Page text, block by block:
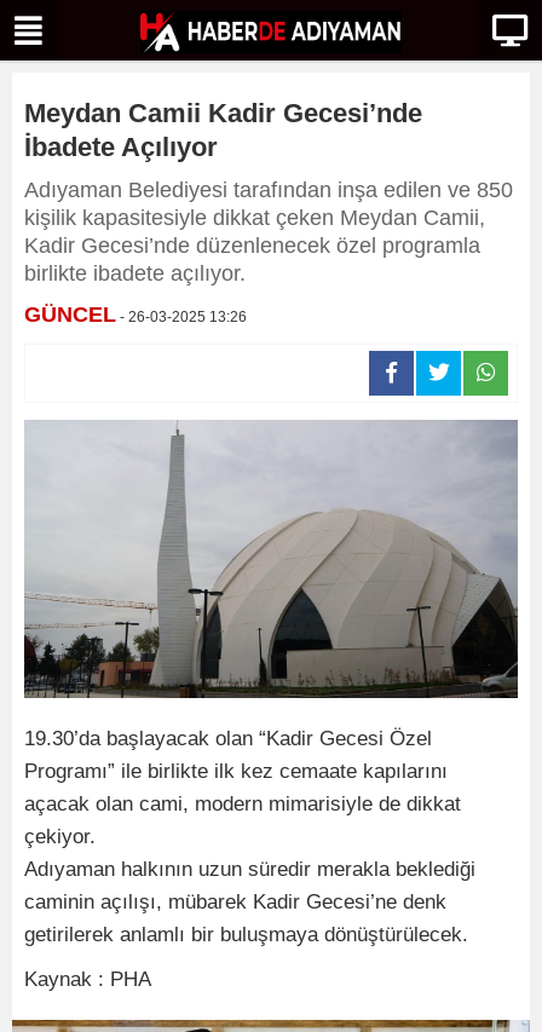
Meydan Camii Kadir Gecesi’nde
İbadete Açılıyor
Adıyaman Belediyesi tarafından inşa edilen ve 850
kişilik kapasitesiyle dikkat çeken Meydan Camii,
Kadir Gecesi’nde düzenlenecek özel programla
birlikte ibadete açılıyor.
GÜNCEL - 26-03-2025 13:26
19.30’da başlayacak olan “Kadir Gecesi Özel
Programı” ile birlikte ilk kez cemaate kapılarını
açacak olan cami, modern mimarisiyle de dikkat
çekiyor.
Adıyaman halkının uzun süredir merakla beklediği
caminin açılışı, mübarek Kadir Gecesi’ne denk
getirilerek anlamlı bir buluşmaya dönüştürülecek.
Kaynak : PHA